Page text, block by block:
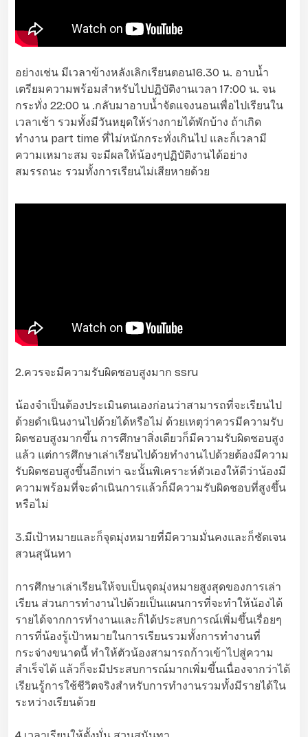
อย่างเช่น มีเวลาข้างหลังเลิกเรียนตอน16.30 น. อาบน้ำ
เตรียมความพร้อมสำหรับไปปฏิบัติงานเวลา 17:00 น. จน
กระทั่ง 22:00 น .กลับมาอาบน้ำจัดแจงนอนเพื่อไปเรียนใน
เวลาเช้า รวมทั้งมีวันหยุดให้ร่างกายได้พักบ้าง ถ้าเกิด
ทำงาน part time ที่ไม่หนักกระทั่งเกินไป และก็เวลามี
ความเหมาะสม จะมีผลให้น้องๆปฏิบัติงานได้อย่าง
สมรรถนะ รวมทั้งการเรียนไม่เสียหายด้วย
2.ควรจะมีความรับผิดชอบสูงมาก ssru
น้องจำเป็นต้องประเมินตนเองก่อนว่าสามารถที่จะเรียนไป
ด้วยดำเนินงานไปด้วยได้หรือไม่ ด้วยเหตุว่าควรมีความรับ
ผิดชอบสูงมากขึ้น การศึกษาสิ่งเดียวก็มีความรับผิดชอบสูง
แล้ว แต่การศึกษาเล่าเรียนไปด้วยทำงานไปด้วยต้องมีความ
รับผิดชอบสูงขึ้นอีกเท่า ฉะนั้นพิเคราะห์ตัวเองให้ดีว่าน้องมี
ความพร้อมที่จะดำเนินการแล้วก็มีความรับผิดชอบที่สูงขึ้น
หรือไม่
3.มีเป้าหมายและก็จุดมุ่งหมายที่มีความมั่นคงและก็ชัดเจน
สวนสุนันทา
การศึกษาเล่าเรียนให้จบเป็นจุดมุ่งหมายสูงสุดของการเล่า
เรียน ส่วนการทำงานไปด้วยเป็นแผนการที่จะทำให้น้องได้
รายได้จากการทำงานและก็ได้ประสบการณ์เพิ่มขึ้นเรื่อยๆ
การที่น้องรู้เป้าหมายในการเรียนรวมทั้งการทำงานที่
กระจ่างขนาดนี้ ทำให้ตัวน้องสามารถก้าวเข้าไปสู่ความ
สำเร็จได้ แล้วก็จะมีประสบการณ์มากเพิ่มขึ้นเนื่องจากว่าได้
เรียนรู้การใช้ชีวิตจริงสำหรับการทำงานรวมทั้งมีรายได้ใน
ระหว่างเรียนด้วย